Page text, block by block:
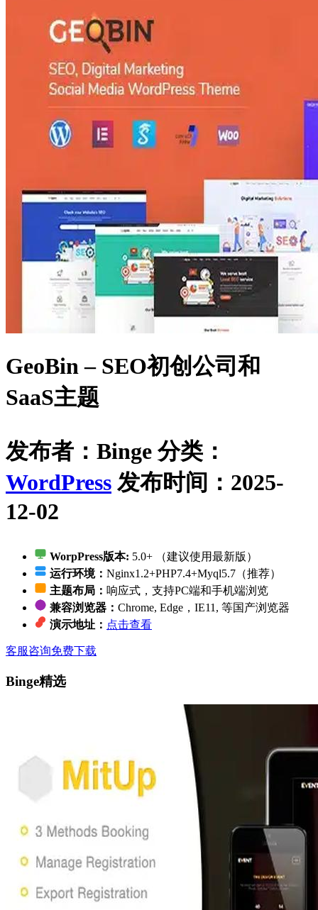
GeoBin – SEO初创公司和
SaaS主题
发布者：Binge 分类：
WordPress 发布时间：2025-
12-02
WorpPress版本: 5.0+ （建议使用最新版）
运行环境： Nginx1.2+PHP7.4+Myql5.7（推荐）
主题布局： 响应式，支持PC端和手机端浏览
兼容浏览器： Chrome, Edge，IE11, 等国产浏览器
演示地址： 点击查看
客服咨询免费下载
Binge精选